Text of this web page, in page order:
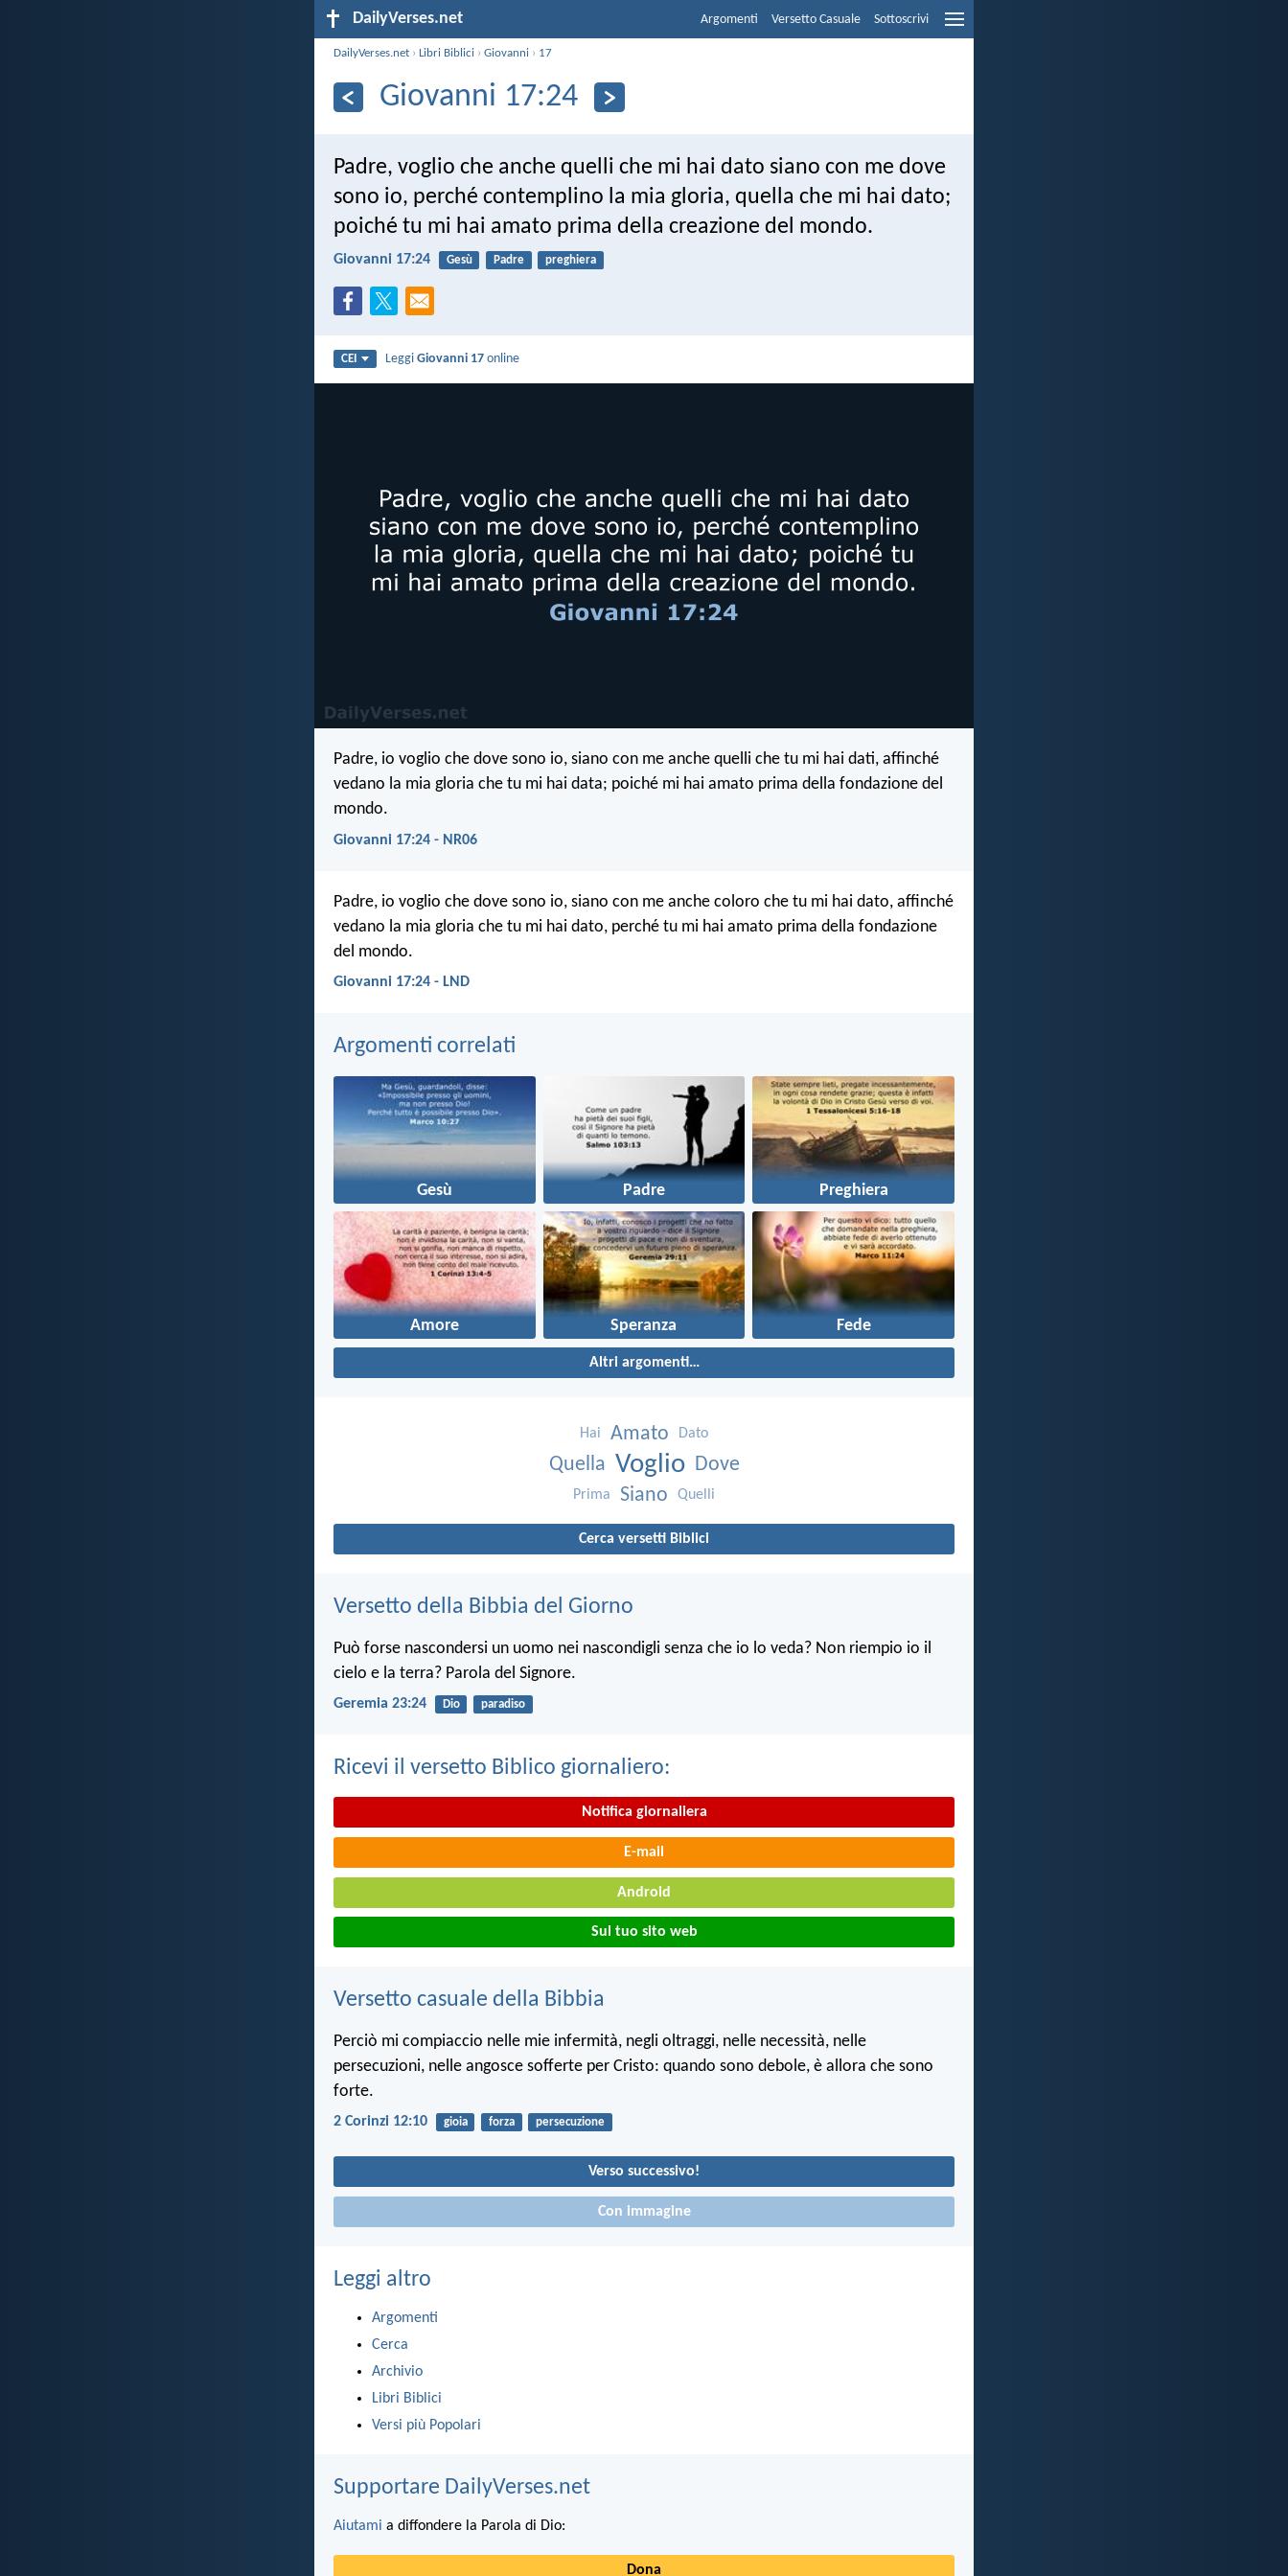
DailyVerses.net Argomenti Versetto Casuale Sottoscrivi
DailyVerses.net ›Libri Biblici ›Giovanni › 17
Giovanni 17:24
Padre, voglio che anche quelli che mi hai dato siano con me dove
sono io, perché contemplino la mia gloria, quella che mi hai dato;
poiché tu mi hai amato prima della creazione del mondo.
Giovanni 17:24 Gesù Padre preghiera
CEI LeggiGiovanni 17 online
Padre, io voglio che dove sono io, siano con me anche quelli che tu mi hai dati, affinché
vedano la mia gloria che tu mi hai data; poiché mi hai amato prima della fondazione del
mondo.
Giovanni 17:24 - NR06
Padre, io voglio che dove sono io, siano con me anche coloro che tu mi hai dato, affinché
vedano la mia gloria che tu mi hai dato, perché tu mi hai amato prima della fondazione
del mondo.
Giovanni 17:24 - LND
Argomenti correlati
Gesù Padre Preghiera
Amore Speranza Fede
Altri argomenti…
Hai Amato Dato
Quella Voglio Dove
Prima Siano Quelli
Cerca versetti Biblici
Versetto della Bibbia del Giorno
Può forse nascondersi un uomo nei nascondigli senza che io lo veda? Non riempio io il
cielo e la terra? Parola del Signore.
Geremia 23:24 Dio paradiso
Ricevi il versetto Biblico giornaliero:
Notifica giornaliera
E-mail
Android
Sul tuo sito web
Versetto casuale della Bibbia
Perciò mi compiaccio nelle mie infermità, negli oltraggi, nelle necessità, nelle
persecuzioni, nelle angosce sofferte per Cristo: quando sono debole, è allora che sono
forte.
2 Corinzi 12:10 gioia forza persecuzione
Verso successivo!
Con immagine
Leggi altro
Argomenti
Cerca
Archivio
Libri Biblici
Versi più Popolari
Supportare DailyVerses.net
Aiutami a diffondere la Parola di Dio:
Dona